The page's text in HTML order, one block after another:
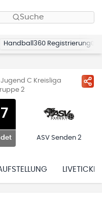
Suche
Handball360 Registrierung
C Kreisliga
2
ASV Senden 2
LIVETICKER